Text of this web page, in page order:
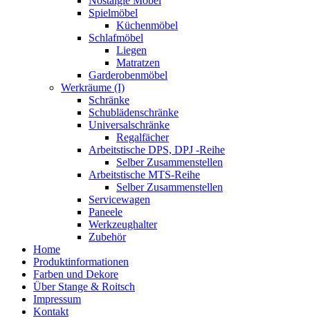
Spielmöbel
Küchenmöbel
Schlafmöbel
Liegen
Matratzen
Garderobenmöbel
Werkräume (I)
Schränke
Schublädenschränke
Universalschränke
Regalfächer
Arbeitstische DPS, DPJ -Reihe
Selber Zusammenstellen
Arbeitstische MTS-Reihe
Selber Zusammenstellen
Servicewagen
Paneele
Werkzeughalter
Zubehör
Home
Produktinformationen
Farben und Dekore
Über Stange & Roitsch
Impressum
Kontakt